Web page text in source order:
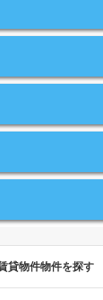
貸物件物件を探す